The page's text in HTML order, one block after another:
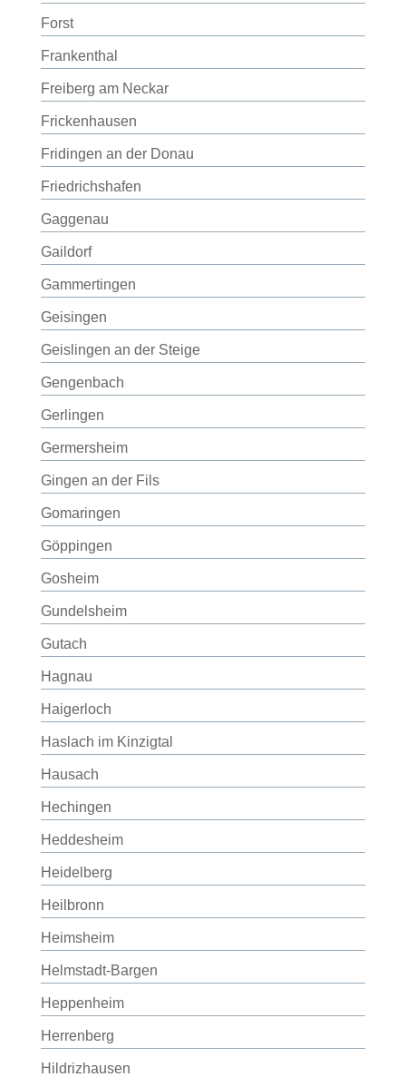
Forst
Frankenthal
Freiberg am Neckar
Frickenhausen
Fridingen an der Donau
Friedrichshafen
Gaggenau
Gaildorf
Gammertingen
Geisingen
Geislingen an der Steige
Gengenbach
Gerlingen
Germersheim
Gingen an der Fils
Gomaringen
Göppingen
Gosheim
Gundelsheim
Gutach
Hagnau
Haigerloch
Haslach im Kinzigtal
Hausach
Hechingen
Heddesheim
Heidelberg
Heilbronn
Heimsheim
Helmstadt-Bargen
Heppenheim
Herrenberg
Hildrizhausen